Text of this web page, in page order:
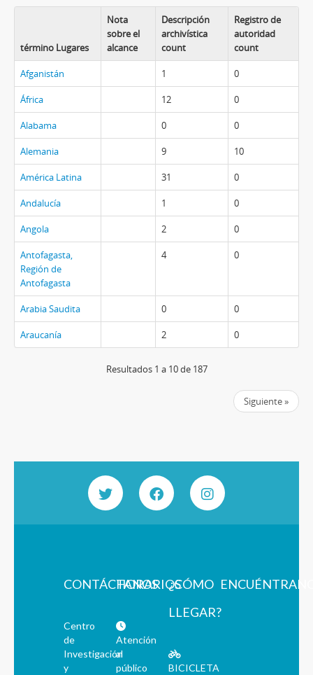
término Lugares
Nota
sobre el
alcance
Descripción
archivística
count
Registro de
autoridad
count
Afganistán 1 0
África 12 0
Alabama 0 0
Alemania 9 10
América Latina 31 0
Andalucía 1 0
Angola 2 0
Antofagasta,
Región de
Antofagasta
4 0
Arabia Saudita 0 0
Araucanía 2 0
Resultados 1 a 10 de 187
Siguiente »
CONTÁCTANOS
Centro
de
Investigación
y
HORARIOS
Atención
al
público
¿CÓMO
LLEGAR?
BICICLETA